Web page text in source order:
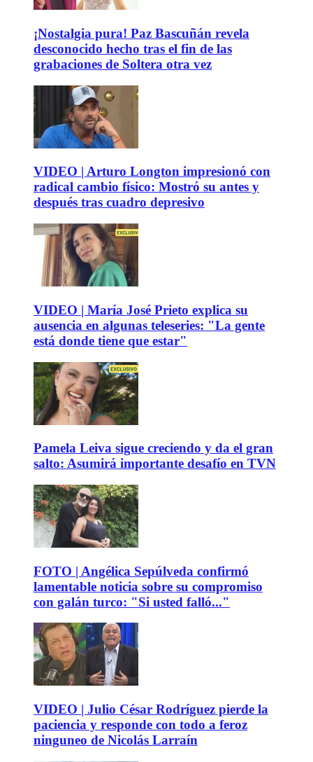
¡Nostalgia pura! Paz Bascuñán revela
desconocido hecho tras el fin de las
grabaciones de Soltera otra vez
VIDEO | Arturo Longton impresionó con
radical cambio físico: Mostró su antes y
después tras cuadro depresivo
VIDEO | María José Prieto explica su
ausencia en algunas teleseries: "La gente
está donde tiene que estar"
Pamela Leiva sigue creciendo y da el gran
salto: Asumirá importante desafío en TVN
FOTO | Angélica Sepúlveda confirmó
lamentable noticia sobre su compromiso
con galán turco: "Si usted falló..."
VIDEO | Julio César Rodríguez pierde la
paciencia y responde con todo a feroz
ninguneo de Nicolás Larraín